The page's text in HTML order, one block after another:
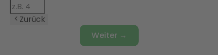
Zurück
Weiter →